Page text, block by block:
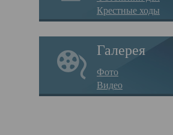
Крестные ходы
Галерея
Фото
Видео